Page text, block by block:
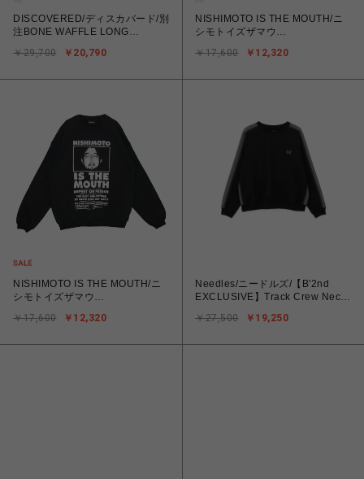
DISCOVERED/ディスカバード/別
注BONE WAFFLE LONG
￥20,790
￥29,700
NISHIMOTO IS THE MOUTH/ニ
シモトイズザマウ
￥12,320
￥17,600
NISHIMOTO IS THE MOUTH/ニ
シモトイズザマウ
￥12,320
￥17,600
Needles/ニードルズ/【B'2nd
EXCLUSIVE】Track Crew Neck
￥19,250
￥27,500